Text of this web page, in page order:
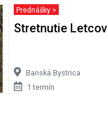
Prednášky >
Stretnutie Letcov
Banská Bystrica
1 termín